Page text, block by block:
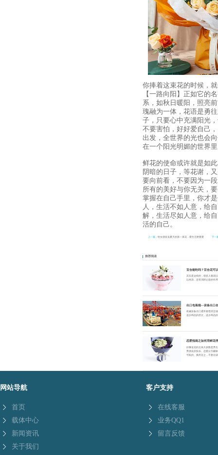
你捧着这束花的时候，
【一路向阳】正如它的
系，如秋日暖阳，照亮
瑰融为一体，花语是勇
子，只要心中充满阳光
不要害怕，好好爱自己
出发，全世界的光也会
在一个阳光明媚的世界
鲜花的使命或许就是如
阴暗的日子，等花谢，
要向前看，不要因为一
所有的美好与你无关，
掌握在自己手里，你才
人，生活不如人意，给
解，生活尽如人意，给
活的自己。
上一篇： 给女朋友送夏天的第一束花，爱生活更要爱
下一
推荐阅读
百合能吃吗？百合花可
其实是这样的，很多人都误
以炖汤，还有润肺止咳的作
出口包装箱—设备出口
机械设备出口通常都需求定
进步商品的层次，进步商品
恋爱指南之如何用鲜花
好像送花的主体大多数是男
男朋友的快乐。恋爱分为暧
可取的。换而言之，不要在
网站导航
首页
载体中心
新闻资讯
关于我们
客户支持
在线客服
业务QQ1
留言反馈